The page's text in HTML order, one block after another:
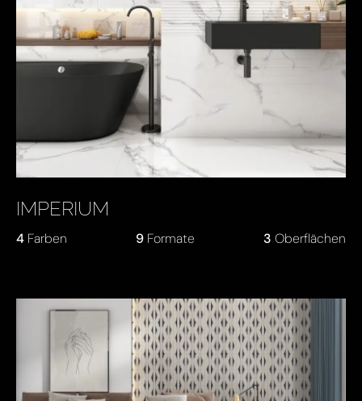
IMPERIUM
4 Farben 9 Formate 3 Oberflächen